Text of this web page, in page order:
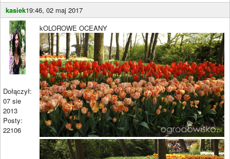
kasiek19:46, 02 maj 2017
Dołączył:
07 sie
2013
Posty:
22106
kOLOROWE OCEANY